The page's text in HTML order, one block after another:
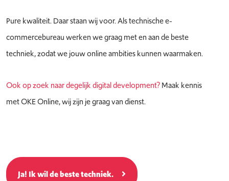
Pure kwaliteit. Daar staan wij voor. Als technische e-
commercebureau werken we graag met en aan de beste
techniek, zodat we jouw online ambities kunnen waarmaken.
Ook op zoek naar degelijk digital development?Maak kennis
met OKE Online, wij zijn je graag van dienst.
Ja! Ik wil de beste techniek.